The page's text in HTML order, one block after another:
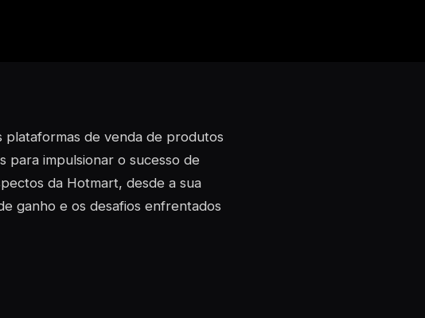
plataformas de venda de produtos
para impulsionar o sucesso de
da Hotmart, desde a sua
ganho e os desafios enfrentados